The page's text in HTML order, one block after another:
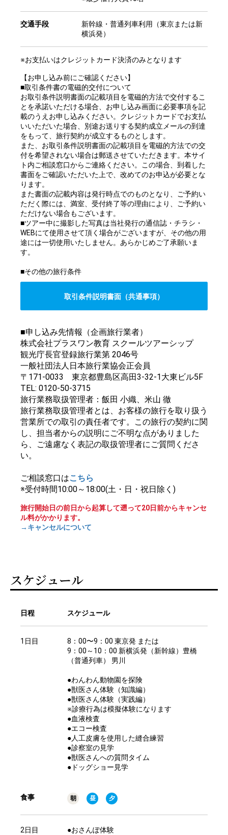
交通手段
新幹線・普通列車利用（東京または新
横浜発）
※お支払いはクレジットカード決済のみとなります
【お申し込み前にご確認ください】
■取引条件書の電磁的交付について
お取引条件説明書面の記載項目を電磁的方法で交付するこ
とを承諾いただける場合、お申し込み画面に必要事項を記
載のうえお申し込みください。クレジットカードでお支払
いいただいた場合、別途お送りする契約成立メールの到達
をもって、旅行契約が成立するものとします。
また、お取引条件説明書面の記載項目を電磁的方法での交
付を希望されない場合は郵送させていただきます。本サイ
ト内ご相談窓口からご連絡ください。この場合、到着した
書面をご確認いただいた上で、改めてのお申込が必要とな
ります。
また書面の記載内容は発行時点でのものとなり、ご予約い
ただく際には、満室、受付終了等の理由により、ご予約い
ただけない場合もございます。
■ツアー中に撮影した写真は当社発行の通信誌・チラシ・
WEBにて使用させて頂く場合がございますが、その他の用
途には一切使用いたしません。あらかじめご了承願いま
す。
■その他の旅行条件
取引条件説明書面（共通事項）
■申し込み先情報（企画旅行業者）
株式会社プラスワン教育 スクールツアーシップ
観光庁長官登録旅行業第 2046号
一般社団法人日本旅行業協会正会員
〒171-0033 東京都豊島区高田3-32-1大東ビル5F
TEL: 0120-50-3715
旅行業務取扱管理者：飯田 小織、米山 徹
旅行業務取扱管理者とは、お客様の旅行を取り扱う
営業所での取引の責任者です。この旅行の契約に関
し、担当者からの説明にご不明な点がありました
ら、ご遠慮なく表記の取扱管理者にご質問くださ
い。
ご相談窓口はこちら
※受付時間10:00～18:00(土・日・祝日除く)
旅行開始日の前日から起算して遡って20日前からキャンセ
ル料がかかります。
→キャンセルについて
スケジュール
日程
1日目
スケジュール
8：00〜9：00 東京発 または
9：00～10：00 新横浜発（新幹線）豊橋
（普通列車） 男川
●わんわん動物園を探険
●獣医さん体験（知識編）
●獣医さん体験（実践編）
※診療行為は模擬体験になります
●血液検査
●エコー検査
●人工皮膚を使用した縫合練習
●診察室の見学
●獣医さんへの質問タイム
●ドッグショー見学
食事 朝 昼 夕
2日目
●おさんぽ体験